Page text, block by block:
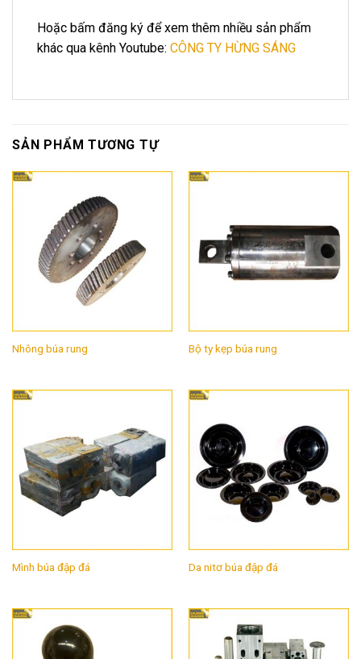
Hoặc bấm đăng ký để xem thêm nhiều sản phẩm
khác qua kênh Youtube: CÔNG TY HỪNG SÁNG
SẢN PHẨM TƯƠNG TỰ
Nhông búa rung Bộ ty kẹp búa rung
Mình búa đập đá Da nitơ búa đập đá